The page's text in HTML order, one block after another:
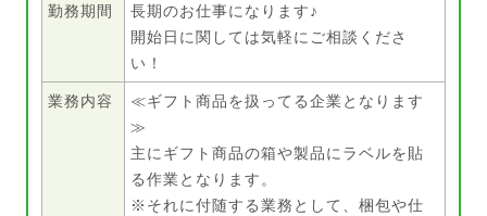
勤務期間
長期のお仕事になります♪
開始日に関しては気軽にご相談くださ
い！
業務内容
≪ギフト商品を扱ってる企業となります
≫
主にギフト商品の箱や製品にラベルを貼
る作業となります。
※それに付随する業務として、梱包や仕